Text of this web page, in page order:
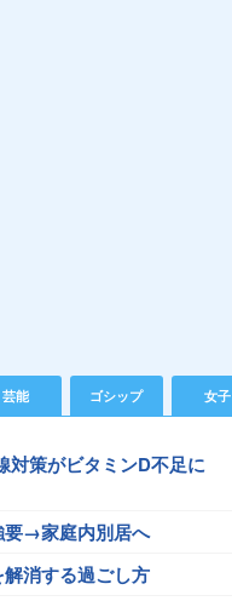
芸能 ゴシップ 女子
対策がビタミンD不足に
要→家庭内別居へ
消する過ごし方